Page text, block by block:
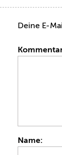
Deine E-
Name: